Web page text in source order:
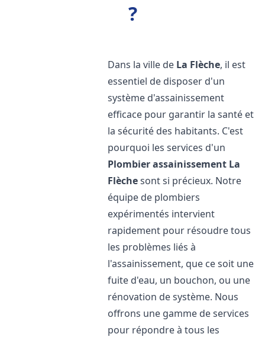
?
Dans la ville de La Flèche, il est
essentiel de disposer d'un
système d'assainissement
efficace pour garantir la santé et
la sécurité des habitants. C'est
pourquoi les services d'un
Plombier assainissement La
Flèchesont si précieux. Notre
équipe de plombiers
expérimentés intervient
rapidement pour résoudre tous
les problèmes liés à
l'assainissement, que ce soit une
fuite d'eau, un bouchon, ou une
rénovation de système. Nous
offrons une gamme de services
pour répondre à tous les